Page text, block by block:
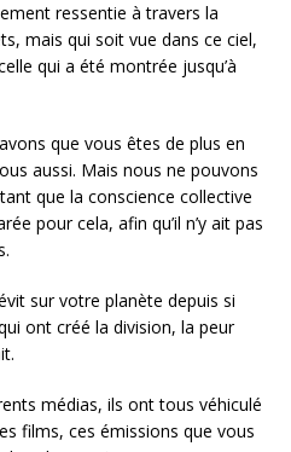
ressentie à travers la
mais qui soit vue dans ce ciel,
qui a été montrée jusqu’à
que vous êtes de plus en
aussi. Mais nous ne pouvons
que la conscience collective
pour cela, afin qu’il n’y ait pas
sur votre planète depuis si
ont créé la division, la peur
médias, ils ont tous véhiculé
films, ces émissions que vous